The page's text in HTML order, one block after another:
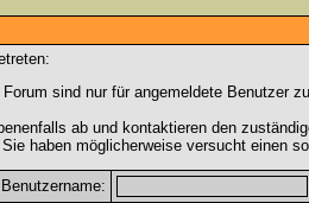
sind nur für angemeldete
ab und kontaktieren den
haben möglicherweise versucht einen
Benutzername: